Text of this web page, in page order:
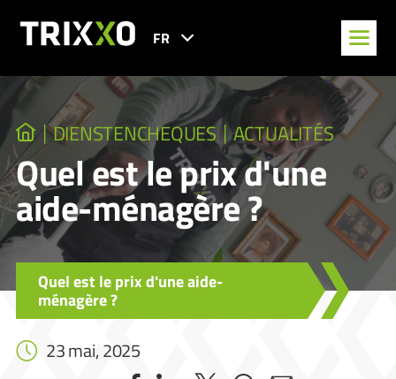
FR
DIENSTENCHEQUES ACTUALITÉS
Quel est le prix d'une
aide-ménagère ?
Quel est le prix d'une aide-
ménagère ?
23 mai, 2025